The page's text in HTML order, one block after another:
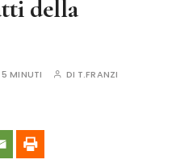
della
5 MINUTI DI T.FRANZI